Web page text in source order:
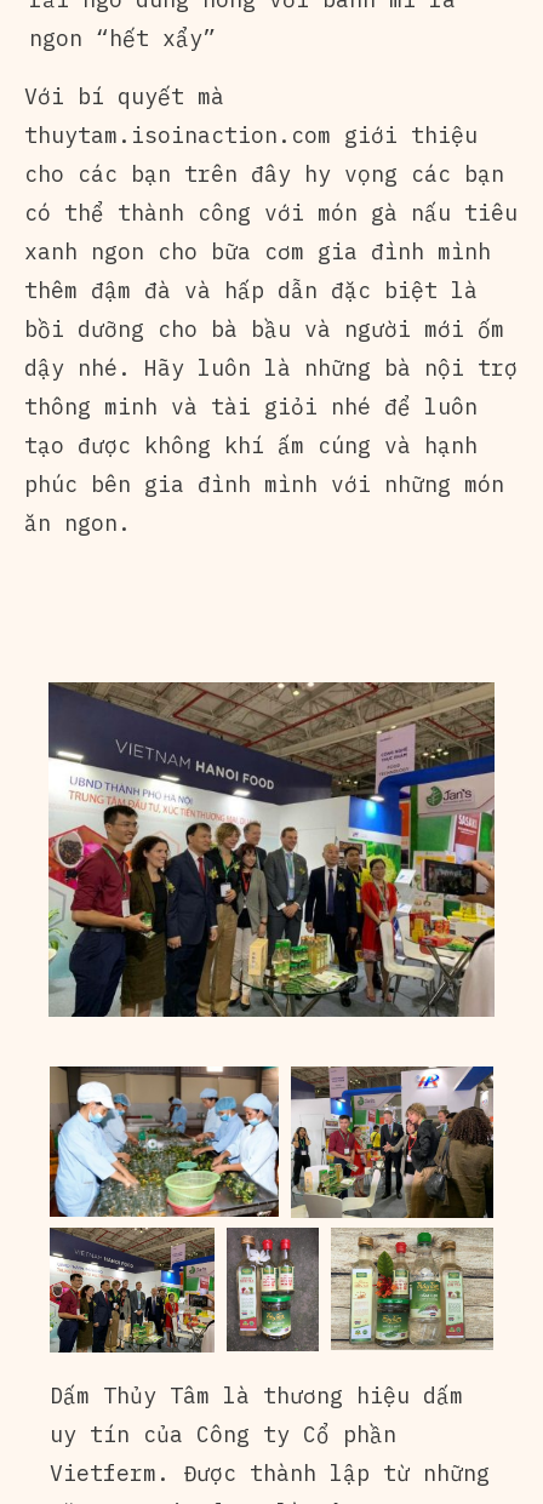
ngon “hết xẩy”
Với bí quyết mà
thuytam.isoinaction.com giới thiệu
cho các bạn trên đây hy vọng các bạn
có thể thành công với món gà nấu tiêu
xanh ngon cho bữa cơm gia đình mình
thêm đậm đà và hấp dẫn đặc biệt là
bồi dưỡng cho bà bầu và người mới ốm
dậy nhé. Hãy luôn là những bà nội trợ
thông minh và tài giỏi nhé để luôn
tạo được không khí ấm cúng và hạnh
phúc bên gia đình mình với những món
ăn ngon.
Dấm Thủy Tâm là thương hiệu dấm
uy tín của Công ty Cổ phần
Vietferm. Được thành lập từ những